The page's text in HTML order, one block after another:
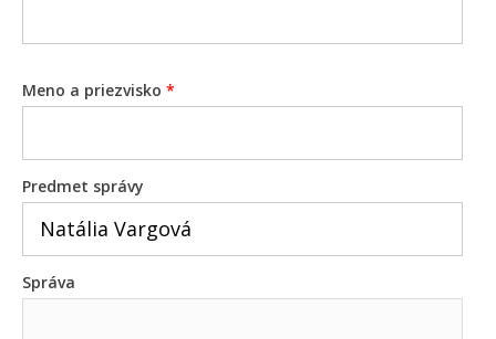
Meno a priezvisko *
Predmet správy
Správa